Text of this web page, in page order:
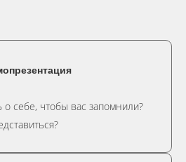
о себе, чтобы вас запомнили?